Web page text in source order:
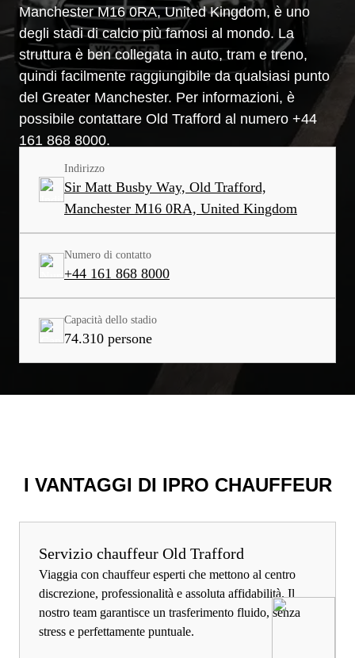
Manchester M16 0RA, United Kingdom, è uno
degli stadi di calcio più famosi al mondo. La
struttura è ben collegata in auto, tram e treno,
quindi facilmente raggiungibile da qualsiasi punto
del Greater Manchester. Per informazioni, è
possibile contattare Old Trafford al numero +44
161 868 8000.
Indirizzo
Sir Matt Busby Way, Old Trafford,
Manchester M16 0RA, United Kingdom
Numero di contatto
+44 161 868 8000
Capacità dello stadio
74.310 persone
I VANTAGGI DI IPRO CHAUFFEUR
Servizio chauffeur Old Trafford
Viaggia con chauffeur esperti che mettono al centro
discrezione, professionalità e assoluta affidabilità. Il
nostro team garantisce un trasferimento fluido, senza
stress e perfettamente puntuale.